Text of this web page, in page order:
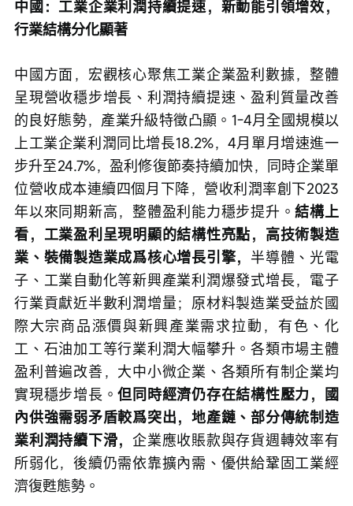
中國：工業企業利潤持續提速，新動能引領增效，
行業結構分化顯著
中國方面，宏觀核心聚焦工業企業盈利數據，整體
呈現營收穩步增長、利潤持續提速、盈利質量改善
的良好態勢，產業升級特徵凸顯。1-4月全國規模以
上工業企業利潤同比增長18.2%，4月單月增速進一
步升至24.7%，盈利修復節奏持續加快，同時企業單
位營收成本連續四個月下降，營收利潤率創下2023
年以來同期新高，整體盈利能力穩步提升。結構上
看，工業盈利呈現明顯的結構性亮點，高技術製造
業、裝備製造業成爲核心增長引擎， 半導體、光電
子、工業自動化等新興產業利潤爆發式增長，電子
行業貢獻近半數利潤增量；原材料製造業受益於國
際大宗商品漲價與新興產業需求拉動，有色、化
工、石油加工等行業利潤大幅攀升。各類市場主體
盈利普遍改善，大中小微企業、各類所有制企業均
實現穩步增長。但同時經濟仍存在結構性壓力，國
內供強需弱矛盾較爲突出，地產鏈、部分傳統制造
業利潤持續下滑，企業應收賬款與存貨週轉效率有
所弱化，後續仍需依靠擴內需、優供給鞏固工業經
濟復甦態勢。